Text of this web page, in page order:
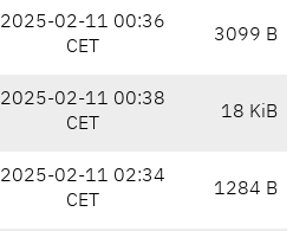
2025-02-11 00:36
CET
3099 B
2025-02-11 00:38
CET
18 KiB
2025-02-11 02:34
CET
1284 B